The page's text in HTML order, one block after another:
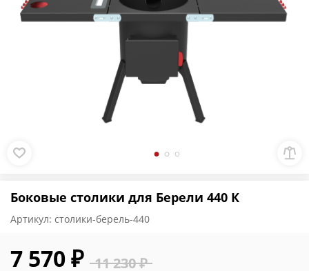
Боковые столики для Берели 440 К
Артикул: столики-берель-440
11 230 ₽
7 570 ₽